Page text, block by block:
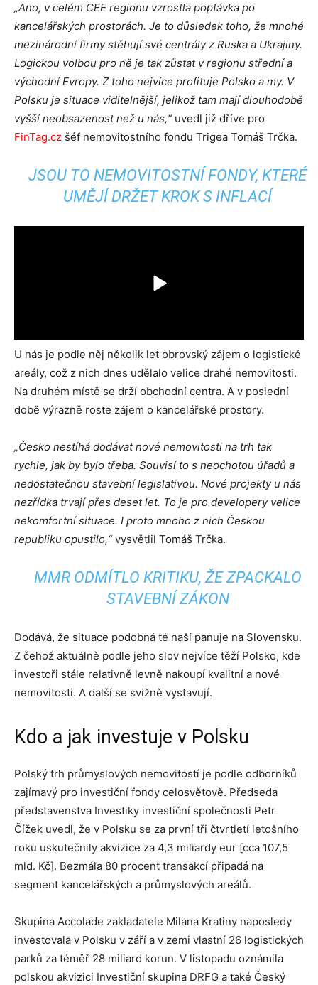
„Ano, v celém CEE regionu vzrostla poptávka po
kancelářských prostorách. Je to důsledek toho, že mnohé
mezinárodní firmy stěhují své centrály z Ruska a Ukrajiny.
Logickou volbou pro ně je tak zůstat v regionu střední a
východní Evropy. Z toho nejvíce profituje Polsko a my. V
Polsku je situace viditelnější, jelikož tam mají dlouhodobě
vyšší neobsazenost než u nás,“uvedl již dříve pro
FinTag.cz šéf nemovitostního fondu Trigea Tomáš Trčka.
JSOU TO NEMOVITOSTNÍ FONDY, KTERÉ
UMĚJÍ DRŽET KROK S INFLACÍ
U nás je podle něj několik let obrovský zájem o logistické
areály, což z nich dnes udělalo velice drahé nemovitosti.
Na druhém místě se drží obchodní centra. A v poslední
době výrazně roste zájem o kancelářské prostory.
„Česko nestíhá dodávat nové nemovitosti na trh tak
rychle, jak by bylo třeba. Souvisí to s neochotou úřadů a
nedostatečnou stavební legislativou. Nové projekty u nás
nezřídka trvají přes deset let. To je pro developery velice
nekomfortní situace. I proto mnoho z nich Českou
republiku opustilo,“vysvětlil Tomáš Trčka.
MMR ODMÍTLO KRITIKU, ŽE ZPACKALO
STAVEBNÍ ZÁKON
Dodává, že situace podobná té naší panuje na Slovensku.
Z čehož aktuálně podle jeho slov nejvíce těží Polsko, kde
investoři stále relativně levně nakoupí kvalitní a nové
nemovitosti. A další se svižně vystavují.
Kdo a jak investuje v Polsku
Polský trh průmyslových nemovitostí je podle odborníků
zajímavý pro investiční fondy celosvětově. Předseda
představenstva Investiky investiční společnosti Petr
Čížek uvedl, že v Polsku se za první tři čtvrtletí letošního
roku uskutečnily akvizice za 4,3 miliardy eur [cca 107,5
mld. Kč]. Bezmála 80 procent transakcí připadá na
segment kancelářských a průmyslových areálů.
Skupina Accolade zakladatele Milana Kratiny naposledy
investovala v Polsku v září a v zemi vlastní 26 logistických
parků za téměř 28 miliard korun. V listopadu oznámila
polskou akvizici Investiční skupina DRFG a také Český